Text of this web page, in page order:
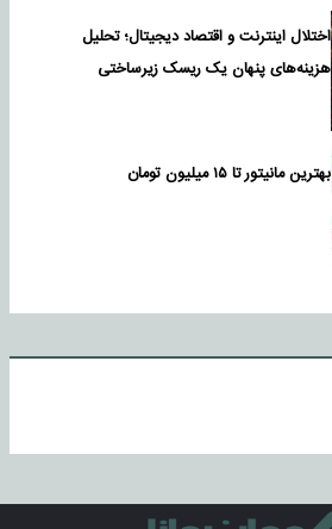
اختلال اینترنت و اقتصاد دیجیتال؛ تحلیل
هزینه‌های پنهان یک ریسک زیرساختی
بهترین مانیتور تا ۱۵ میلیون تومان